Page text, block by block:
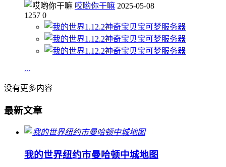
哎哟你干嘛 2025-05-08
1257 0
...
没有更多内容
最新文章
我的世界纽约市曼哈顿中城地图